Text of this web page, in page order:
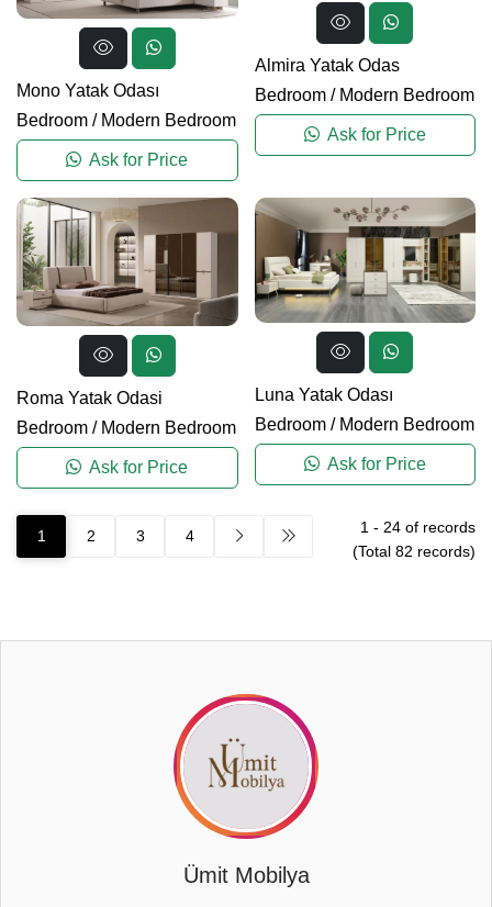
Mono Yatak Odası
Bedroom / Modern Bedroom
Ask for Price
Almira Yatak Odas
Bedroom/ Modern Bedroom
Ask for Price
Roma Yatak Odasi
Bedroom / Modern Bedroom
Ask for Price
Luna Yatak Odası
Bedroom/ Modern Bedroom
Ask for Price
1 2 3 4
1 - 24of records
(Total 82 records)
Ümit Mobilya